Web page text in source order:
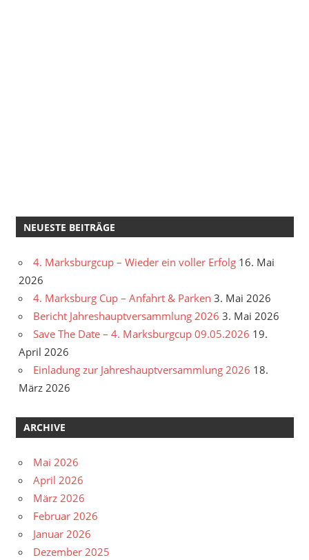
NEUESTE BEITRÄGE
4. Marksburgcup – Wieder ein voller Erfolg 16. Mai
2026
4. Marksburg Cup – Anfahrt & Parken 3. Mai 2026
Bericht Jahreshauptversammlung 2026 3. Mai 2026
Save The Date – 4. Marksburgcup 09.05.2026 19.
April 2026
Einladung zur Jahreshauptversammlung 2026 18.
März 2026
ARCHIVE
Mai 2026
April 2026
März 2026
Februar 2026
Januar 2026
Dezember 2025